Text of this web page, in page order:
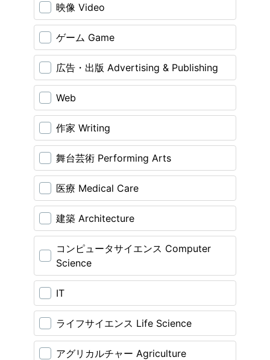
映像 Video
ゲーム Game
広告・出版 Advertising & Publishing
Web
作家 Writing
舞台芸術 Performing Arts
医療 Medical Care
建築 Architecture
コンピュータサイエンス Computer
Science
IT
ライフサイエンス Life Science
アグリカルチャー Agriculture